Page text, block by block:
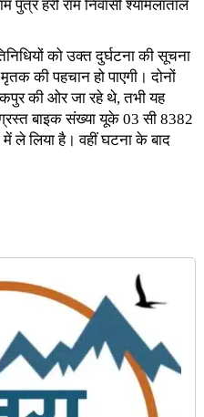
हरी राम निवासी श्यामलाताल
को उक्त दुर्घटना की सूचना
की पहचान हो पाएगी। दोनों
की ओर जा रहे थे, तभी यह
बाइक संख्या यूके 03 सी 8382
ले लिया है। वहीं घटना के बाद